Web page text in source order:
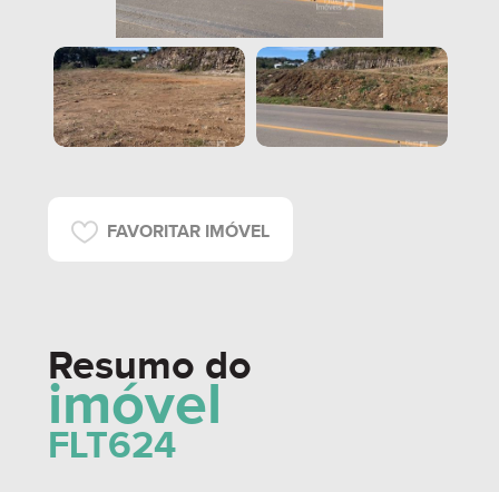
FAVORITAR IMÓVEL
Resumo do
imóvel
FLT624